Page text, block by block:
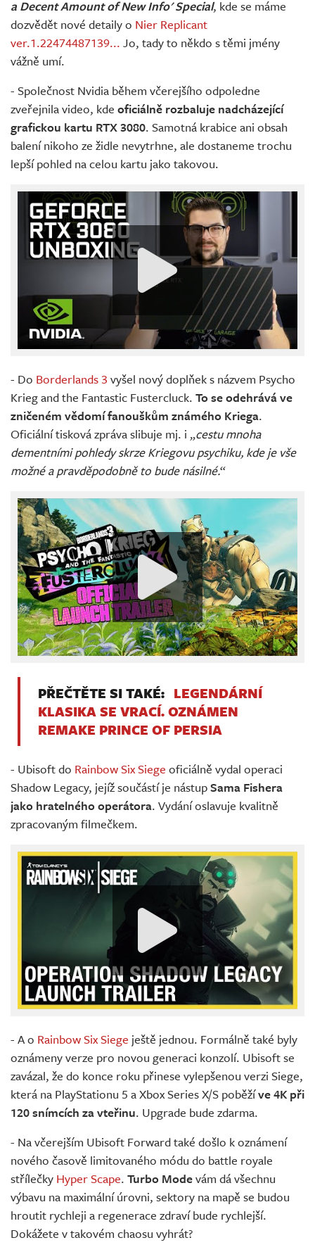
a Decent Amount of New Info' Special, kde se máme
dozvědět nové detaily o Nier Replicant
ver.1.22474487139... Jo, tady to někdo s těmi jmény
vážně umí.
- Společnost Nvidia během včerejšího odpoledne
zveřejnila video, kde oficiálně rozbaluje nadcházející
grafickou kartu RTX 3080. Samotná krabice ani obsah
balení nikoho ze židle nevytrhne, ale dostaneme trochu
lepší pohled na celou kartu jako takovou.
- Do Borderlands 3 vyšel nový doplňek s názvem Psycho
Krieg and the Fantastic Fustercluck. To se odehrává ve
zničeném vědomí fanouškům známého Kriega.
Oficiální tisková zpráva slibuje mj. i „cestu mnoha
dementními pohledy skrze Kriegovu psychiku, kde je vše
možné a pravděpodobně to bude násilné.“
PŘEČTĚTE SI TAKÉ: LEGENDÁRNÍ
KLASIKA SE VRACÍ. OZNÁMEN
REMAKE PRINCE OF PERSIA
- Ubisoft do Rainbow Six Siege oficiálně vydal operaci
Shadow Legacy, jejíž součástí je nástupSama Fishera
jako hratelného operátora. Vydání oslavuje kvalitně
zpracovaným filmečkem.
- A o Rainbow Six Siege ještě jednou. Formálně také byly
oznámeny verze pro novou generaci konzolí. Ubisoft se
zavázal, že do konce roku přinese vylepšenou verzi Siege,
která na PlayStationu 5 a Xbox Series X/S poběžíve 4K při
120 snímcích za vteřinu. Upgrade bude zdarma.
- Na včerejším Ubisoft Forward také došlo k oznámení
nového časově limitovaného módu do battle royale
střílečky Hyper Scape. Turbo Modevám dá všechnu
výbavu na maximální úrovni, sektory na mapě se budou
hroutit rychleji a regenerace zdraví bude rychlejší.
Dokážete v takovém chaosu vyhrát?